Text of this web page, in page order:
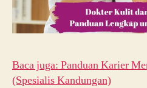
Baca juga: Panduan Karier
(Spesialis Kandungan)